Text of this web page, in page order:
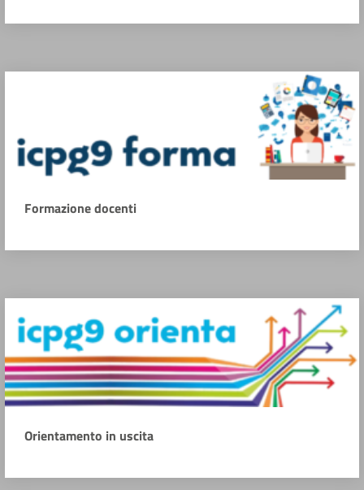
Formazione docenti
Orientamento in uscita